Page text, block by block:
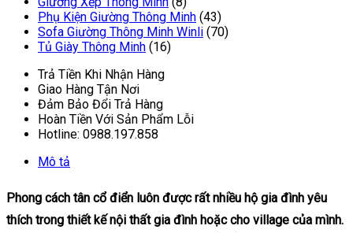
Phụ Kiện Giường Thông Minh (43)
Sofa Giường Thông Minh Winli (70)
Tủ Giày Thông Minh (16)
Trả Tiền Khi Nhận Hàng
Giao Hàng Tận Nơi
Đảm Bảo Đổi Trả Hàng
Hoàn Tiền Với Sản Phẩm Lỗi
Hotline: 0988.197.858
Mô tả
Phong cách tân cổ điển luôn được rất nhiều hộ gia đình yêu
thích trong thiết kế nội thất gia đình hoặc cho village của mình.